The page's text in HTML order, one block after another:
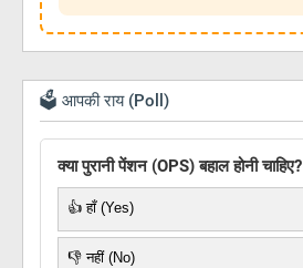
🗳️ आपकी राय (Poll)
क्या पुरानी पेंशन (OPS) बहाल होनी चाहिए?
👍 हाँ (Yes)
👎 नहीं (No)